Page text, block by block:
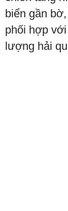
biển gần
phối hợp
lượng hải